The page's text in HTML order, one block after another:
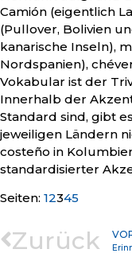
Camión (eigentlich
(Pullover, Bolivien
kanarische Inseln),
Nordspanien),
Vokabular ist der
Innerhalb der
Standard sind, gibt
jeweiligen Ländern
costeño in
standardisierter
Seiten: Seite
1,Seite
2,Seite
3,Seite
4,Seite
5
Zurück